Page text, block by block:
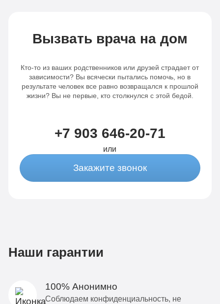
Вызвать врача на дом
Кто-то из ваших родственников или друзей страдает от
зависимости? Вы всячески пытались помочь, но в
результате человек все равно возвращался к прошлой
жизни? Вы не первые, кто столкнулся с этой бедой.
+7 903 646-20-71
или
Закажите звонок
Наши гарантии
100% Анонимно
Соблюдаем конфиденциальность, не